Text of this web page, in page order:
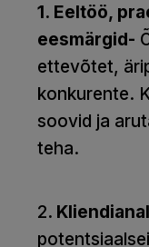
1. Eeltöö,
eesmärgid-
ettevõtet,
konkurente.
soovid ja
teha.
2.